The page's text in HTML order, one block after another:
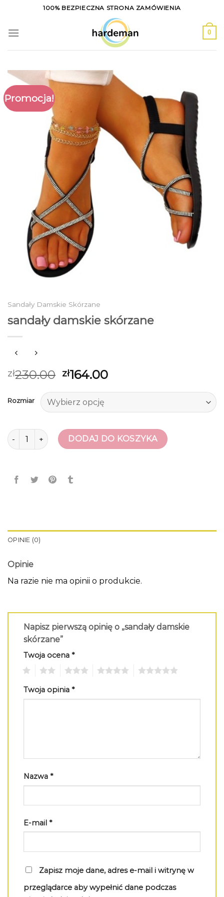
content
100% BEZPIECZNA STRONA ZAMÓWIENIA
0
Promocja!
Sandały Damskie Skórzane
sandały damskie skórzane
zł230.00 zł164.00
Rozmiar
ilość sandały damskie skórzane
DODAJ DO KOSZYKA
OPINIE (0)
Opinie
Na razie nie ma opinii o produkcie.
Napisz pierwszą opinię o „sandały damskie
skórzane”
Twoja ocena *
Twoja opinia *
Nazwa *
E-mail *
Zapisz moje dane, adres e-mail i witrynę w
przeglądarce aby wypełnić dane podczas